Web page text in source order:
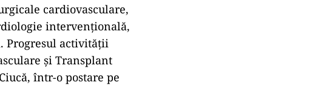
cardiovasculare,
intervenţională,
Progresul activităţii
şi Transplant
într-o postare pe